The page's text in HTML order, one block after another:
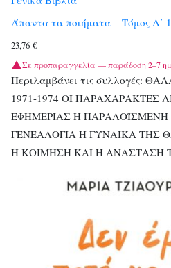
Άπαντα τα ποιήματα – Τόμος Α΄
23,76 €
Σε προπαραγγελία — παράδοση 2–7
Περιλαμβάνει τις συλλογές:
1971-1974 ΟΙ ΠΑΡΑΧΑΡΑΚΤΕΣ
ΕΦΗΜΕΡΙΑΣ H
ΓΕΝΕΑΛΟΓΙΑ Η ΓΥΝΑΙΚΑ ΤΗΣ
Η ΚΟΙΜΗΣΗ ΚΑΙ Η ΑΝΑΣΤΑΣΗ